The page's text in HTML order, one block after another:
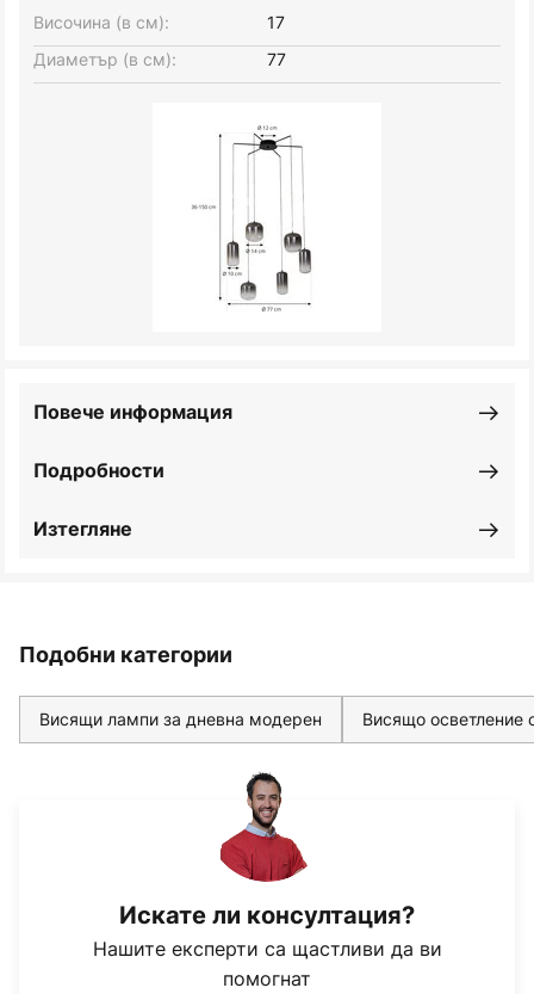
Височина (в см):
17
Диаметър (в см):
77
Подробности
Повече информация
Изтегляне
Подобни категории
Висящи лампи за дневна модерен Висящо осветление
Искате ли консултация?
Нашите експерти са щастливи да ви
помогнат